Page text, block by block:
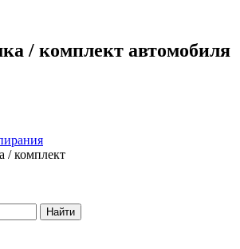
/ комплект автомобиля
/ комплект
Найти